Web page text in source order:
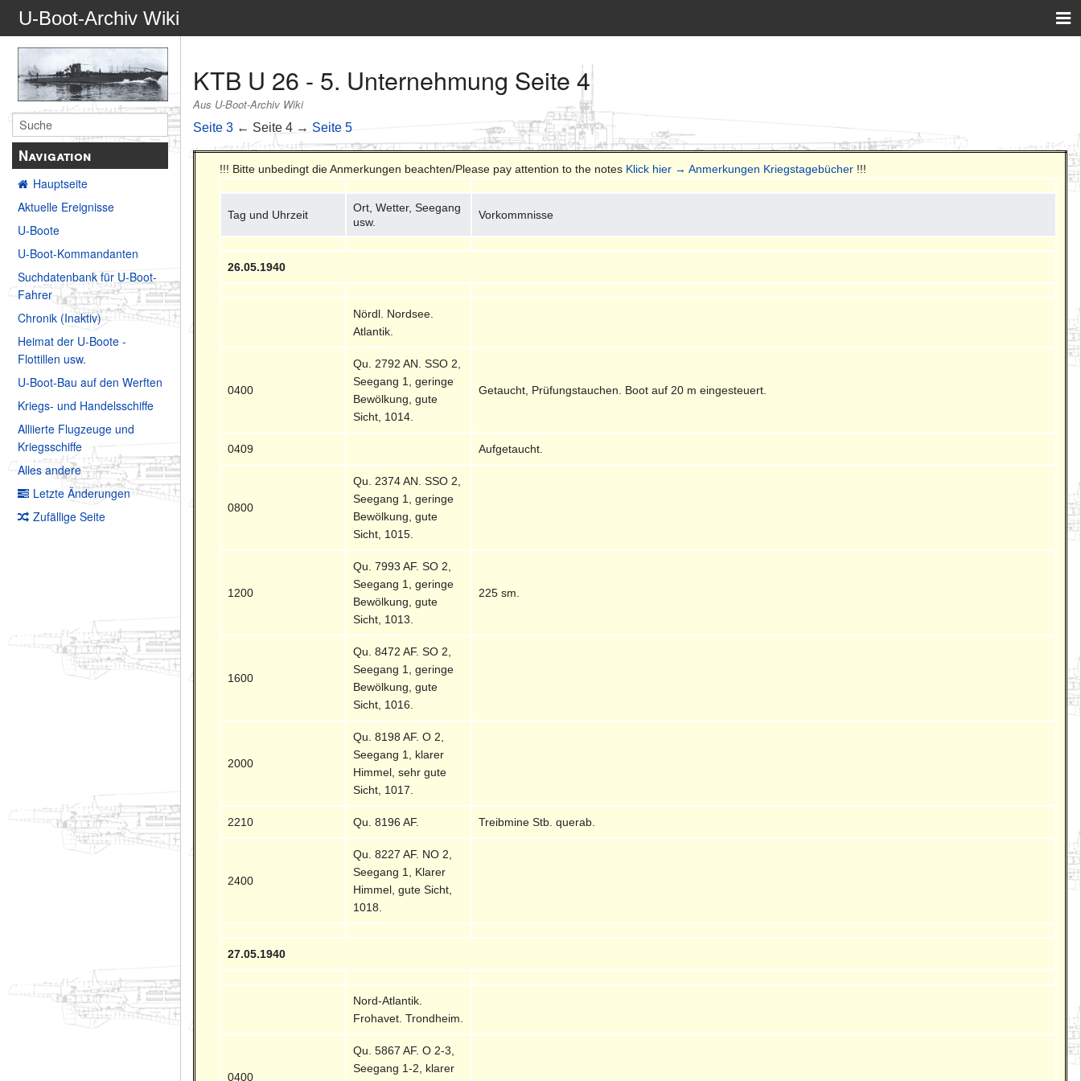
U-Boot-Archiv Wiki
Navigation
Hauptseite
Aktuelle Ereignisse
U-Boote
U-Boot-Kommandanten
Suchdatenbank für U-Boot-
Fahrer
Chronik (Inaktiv)
Heimat der U-Boote -
Flottillen usw.
U-Boot-Bau auf den Werften
Kriegs- und Handelsschiffe
Alliierte Flugzeuge und
Kriegsschiffe
Alles andere
Letzte Änderungen
Zufällige Seite
KTB U 26 - 5. Unternehmung Seite 4
Aus U-Boot-Archiv Wiki
Seite 3 ← Seite 4 → Seite 5
!!! Bitte unbedingt die Anmerkungen beachten/Please pay attention to the notes Klick hier → Anmerkungen Kriegstagebücher !!!
Tag und Uhrzeit
Ort, Wetter, Seegang
usw.
Vorkommnisse
26.05.1940
Nördl. Nordsee.
Atlantik.
0400
Qu. 2792 AN. SSO 2,
Seegang 1, geringe
Bewölkung, gute
Sicht, 1014.
Getaucht, Prüfungstauchen. Boot auf 20 m eingesteuert.
0409 Aufgetaucht.
0800
Qu. 2374 AN. SSO 2,
Seegang 1, geringe
Bewölkung, gute
Sicht, 1015.
1200
Qu. 7993 AF. SO 2,
Seegang 1, geringe
Bewölkung, gute
Sicht, 1013.
225 sm.
1600
Qu. 8472 AF. SO 2,
Seegang 1, geringe
Bewölkung, gute
Sicht, 1016.
2000
Qu. 8198 AF. O 2,
Seegang 1, klarer
Himmel, sehr gute
Sicht, 1017.
2210 Qu. 8196 AF. Treibmine Stb. querab.
2400
Qu. 8227 AF. NO 2,
Seegang 1, Klarer
Himmel, gute Sicht,
1018.
27.05.1940
Nord-Atlantik.
Frohavet. Trondheim.
0400
Qu. 5867 AF. O 2-3,
Seegang 1-2, klarer